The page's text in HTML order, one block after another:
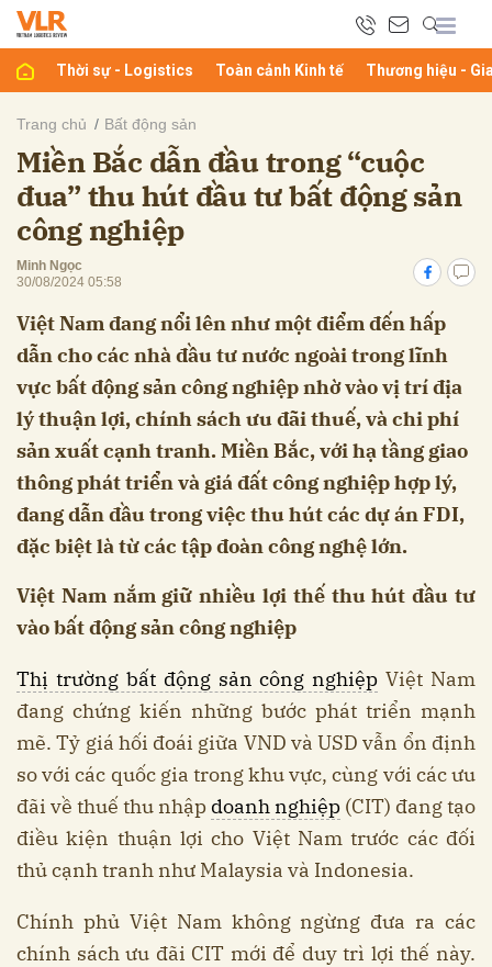
Thời sự - Logistics Toàn cảnh Kinh tế Thương hiệu -
Trang chủ Bất động sản
Miền Bắc dẫn đầu trong “cuộc
đua” thu hút đầu tư bất động sản
công nghiệp
Minh Ngọc
30/08/2024 05:58
Việt Nam đang nổi lên như một điểm đến hấp
dẫn cho các nhà đầu tư nước ngoài trong lĩnh
vực bất động sản công nghiệp nhờ vào vị trí địa
lý thuận lợi, chính sách ưu đãi thuế, và chi phí
sản xuất cạnh tranh. Miền Bắc, với hạ tầng giao
thông phát triển và giá đất công nghiệp hợp lý,
đang dẫn đầu trong việc thu hút các dự án FDI,
đặc biệt là từ các tập đoàn công nghệ lớn.
Việt Nam nắm giữ nhiều lợi thế thu hút đầu tư
vào bất động sản công nghiệp
Thị trường bất động sản công nghiệp Việt Nam
đang chứng kiến những bước phát triển mạnh
mẽ. Tỷ giá hối đoái giữa VND và USD vẫn ổn định
so với các quốc gia trong khu vực, cùng với các ưu
đãi về thuế thu nhập doanh nghiệp (CIT) đang tạo
điều kiện thuận lợi cho Việt Nam trước các đối
thủ cạnh tranh như Malaysia và Indonesia.
Chính phủ Việt Nam không ngừng đưa ra các
chính sách ưu đãi CIT mới để duy trì lợi thế này.
luận
Hủy